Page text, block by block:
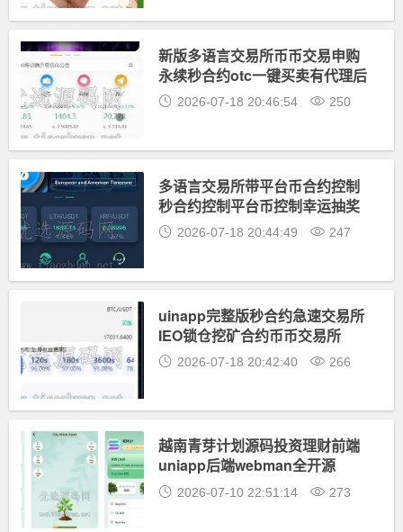
新版多语言交易所币币交易申购
永续秒合约otc一键买卖有代理后
台带开源工程
2026-07-18 20:46:54 250
多语言交易所带平台币合约控制
秒合约控制平台币控制幸运抽奖
控制带开源工程
2026-07-18 20:44:49 247
uinapp完整版秒合约急速交易所
IEO锁仓挖矿合约币币交易所
2026-07-18 20:42:40 266
越南青芽计划源码投资理财前端
uniapp后端webman全开源
2026-07-10 22:51:14 273